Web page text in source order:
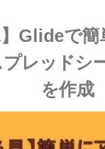
】Glideで
レッドシ
を作成